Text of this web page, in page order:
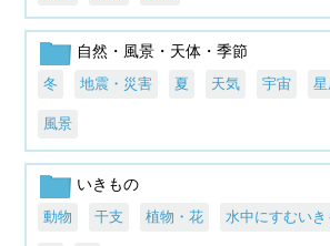
自然・風景・天体・季節
冬 地震・災害 夏 天気 宇宙
風景
いきもの
動物 干支 植物・花 水中にすむいき